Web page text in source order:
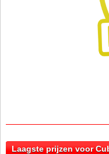
Laagste prijzen voor